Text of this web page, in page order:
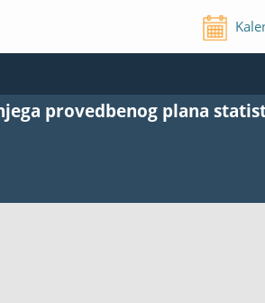
provedbenog plana